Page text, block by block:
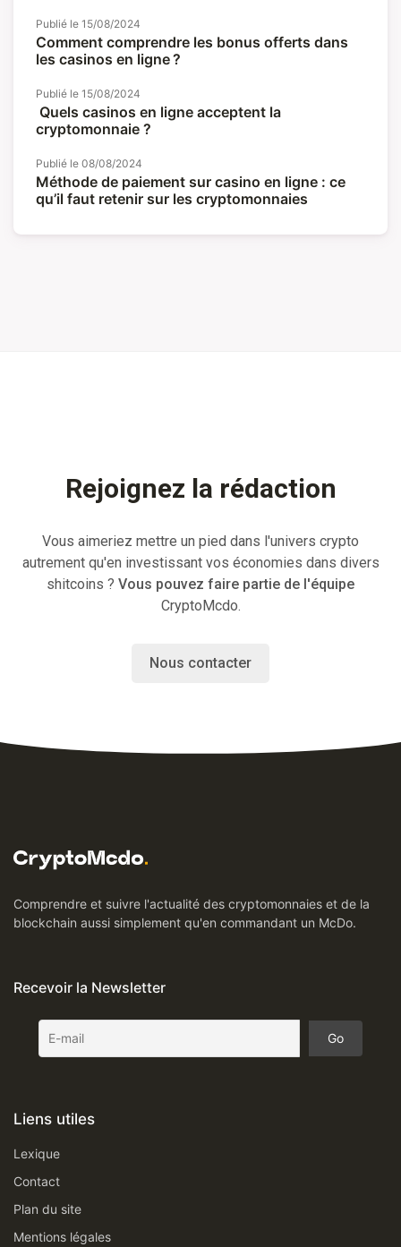
Publié le 15/08/2024
Comment comprendre les bonus offerts dans
les casinos en ligne ?
Publié le 15/08/2024
Quels casinos en ligne acceptent la
cryptomonnaie ?
Publié le 08/08/2024
Méthode de paiement sur casino en ligne : ce
qu’il faut retenir sur les cryptomonnaies
Rejoignez la rédaction
Vous aimeriez mettre un pied dans l'univers crypto
autrement qu'en investissant vos économies dans divers
shitcoins ? Vous pouvez faire partie de l'équipe
CryptoMcdo.
Nous contacter
Comprendre et suivre l'actualité des cryptomonnaies et de la
blockchain aussi simplement qu'en commandant un McDo.
Recevoir la Newsletter
Liens utiles
Lexique
Contact
Plan du site
Mentions légales